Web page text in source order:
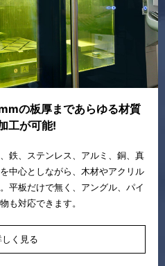
の板厚まであらゆる材質
工が可能!
鉄、ステンレス、アルミ、銅、真
中心としながら、木材やアクリル
平板だけで無く、アングル、パイ
も対応できます。
しく見る